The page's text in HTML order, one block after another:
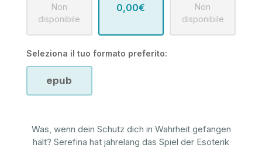
Non
disponibile
0,00€
Non
disponibile
Seleziona il tuo formato preferito:
epub
Was, wenn dein Schutz dich in Wahrheit gefangen
hält? Serefina hat jahrelang das Spiel der Esoterik